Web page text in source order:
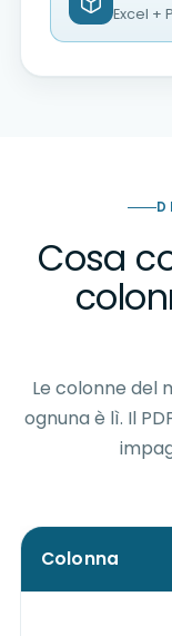
Excel +
Cosa
Le colonne del
ognuna è lì. Il
Colonna